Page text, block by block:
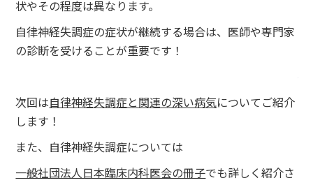
状やその程度は異なります。
自律神経失調症の症状が継続する場合は、医師や専門家
の診断を受けることが重要です！
次回は 自律神経失調症と関連の深い病気についてご紹介
します！
また、自律神経失調症については
一般社団法人日本臨床内科医会の冊子でも詳しく紹介さ